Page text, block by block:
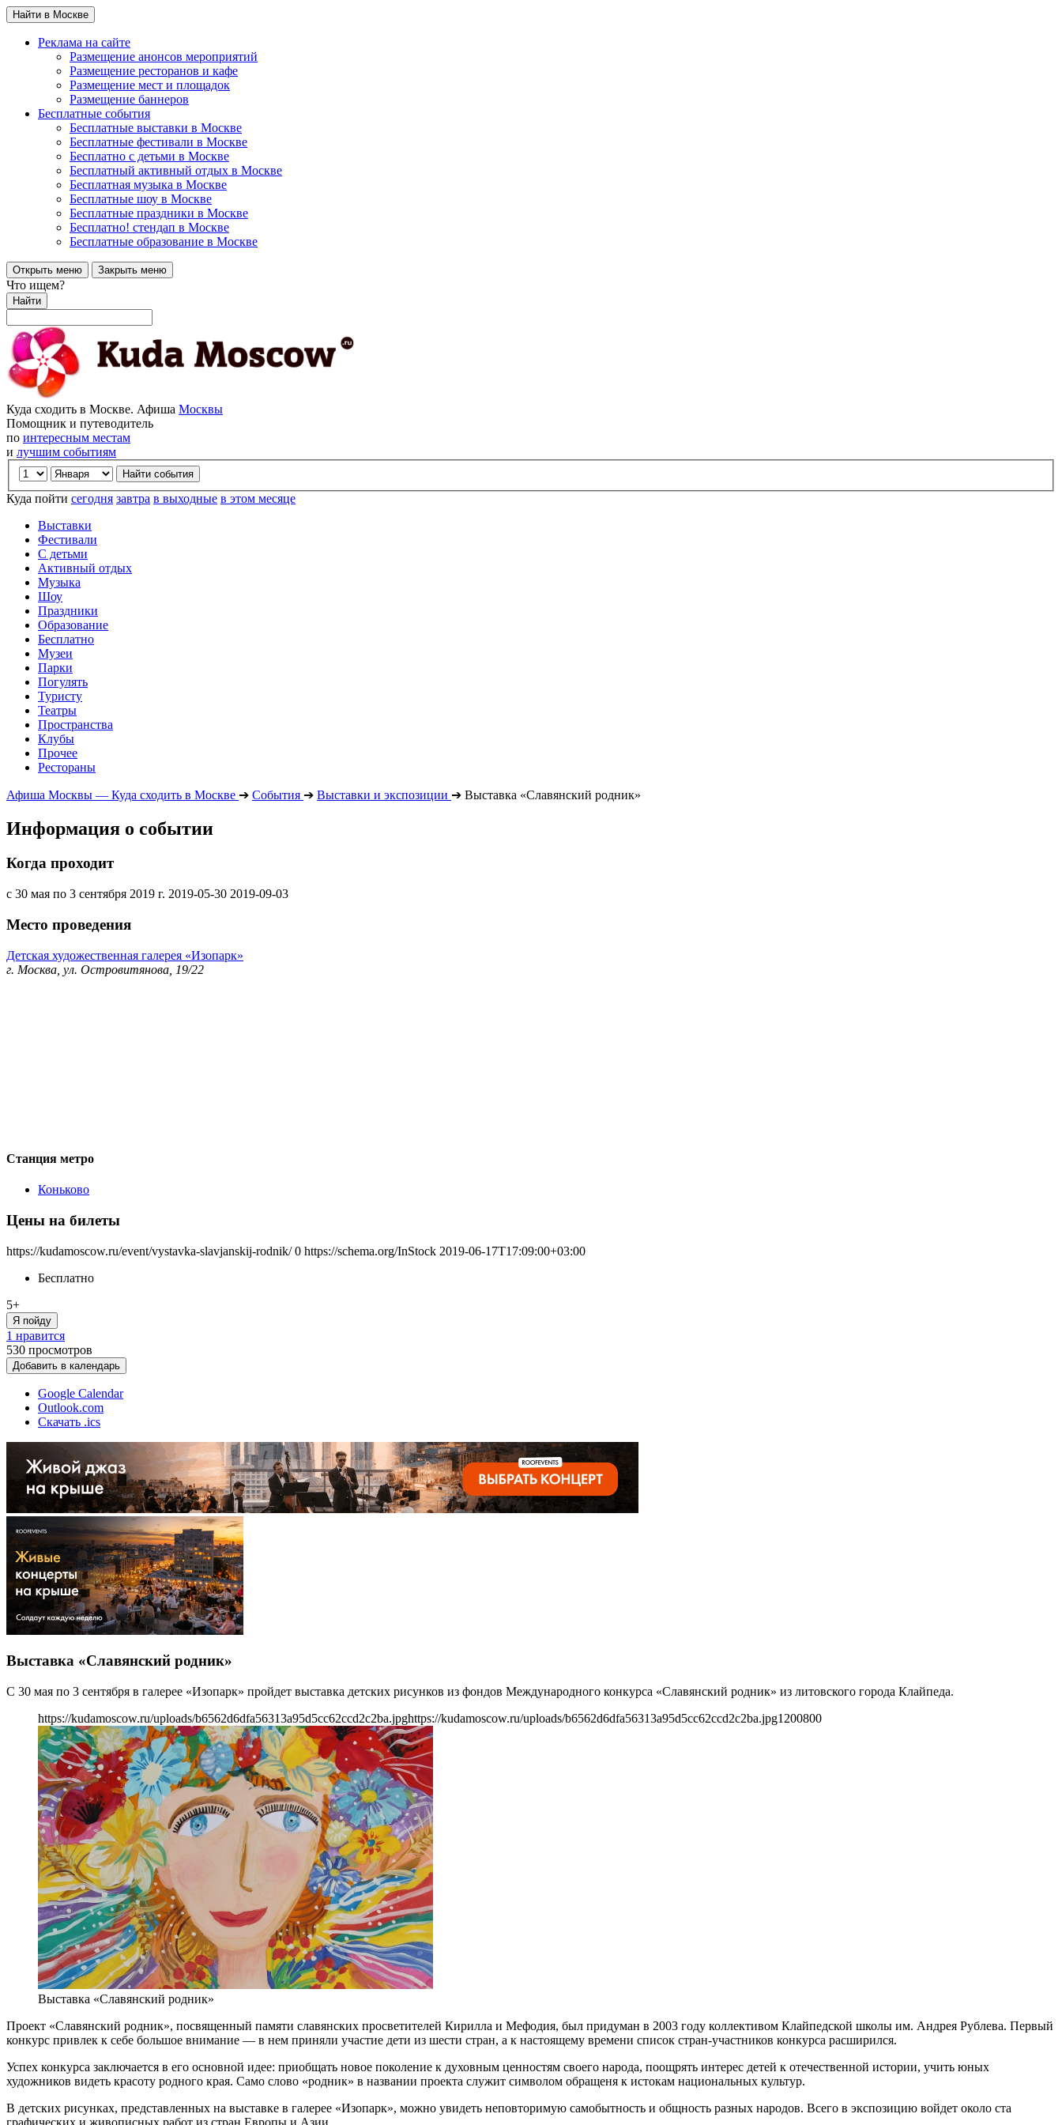
Найти в Москве
Реклама на сайте
Размещение анонсов мероприятий
Размещение ресторанов и кафе
Размещение мест и площадок
Размещение баннеров
Бесплатные события
Бесплатные выставки в Москве
Бесплатные фестивали в Москве
Бесплатно с детьми в Москве
Бесплатный активный отдых в Москве
Бесплатная музыка в Москве
Бесплатные шоу в Москве
Бесплатные праздники в Москве
Бесплатно! стендап в Москве
Бесплатные образование в Москве
Открыть меню Закрыть меню
Что ищем?
Найти
Куда сходить в Москве. Афиша Москвы
Помощник и путеводитель
по интересным местам
и лучшим событиям
Куда пойти сегодня завтра в выходные в этом месяце
Выставки
Фестивали
С детьми
Активный отдых
Музыка
Шоу
Праздники
Образование
Бесплатно
Музеи
Парки
Погулять
Туристу
Театры
Пространства
Клубы
Прочее
Рестораны
Афиша Москвы — Куда сходить в Москве ➔ События ➔ Выставки и экспозиции ➔ Выставка «Славянский родник»
Информация о событии
Когда проходит
с 30 мая по 3 сентября 2019 г. 2019-05-30 2019-09-03
Место проведения
Детская художественная галерея «Изопарк»
г. Москва, ул. Островитянова, 19/22
Станция метро
Коньково
Цены на билеты
https://kudamoscow.ru/event/vystavka-slavjanskij-rodnik/ 0 https://schema.org/InStock 2019-06-17T17:09:00+03:00
Бесплатно
5+
Я пойду
1 нравится
530 просмотров
Добавить в календарь
Google Calendar
Outlook.com
Скачать .ics
Выставка «Славянский родник»
С 30 мая по 3 сентября в галерее «Изопарк» пройдет выставка детских рисунков из фондов Международного конкурса «Славянский родник» из литовского города Клайпеда.
https://kudamoscow.ru/uploads/b6562d6dfa56313a95d5cc62ccd2c2ba.jpghttps://kudamoscow.ru/uploads/b6562d6dfa56313a95d5cc62ccd2c2ba.jpg1200800
Выставка «Славянский родник»
Проект «Славянский родник», посвященный памяти славянских просветителей Кирилла и Мефодия, был придуман в 2003 году коллективом Клайпедской школы им. Андрея Рублева. Первый
конкурс привлек к себе большое внимание — в нем приняли участие дети из шести стран, а к настоящему времени список стран-участников конкурса расширился.
Успех конкурса заключается в его основной идее: приобщать новое поколение к духовным ценностям своего народа, поощрять интерес детей к отечественной истории, учить юных
художников видеть красоту родного края. Само слово «родник» в названии проекта служит символом обращеня к истокам национальных культур.
В детских рисунках, представленных на выставке в галерее «Изопарк», можно увидеть неповторимую самобытность и общность разных народов. Всего в экспозицию войдет около ста
графических и живописных работ из стран Европы и Азии.